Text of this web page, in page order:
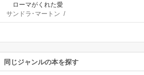
ローマがくれた愛
サンドラ･マートン /
佐藤志保里
同じジャンルの本を探す